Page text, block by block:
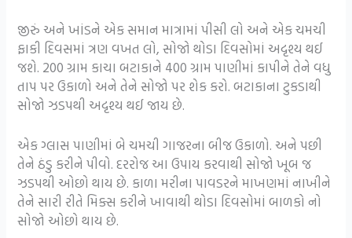
જીરું અને ખાંડને એક સમાન માત્રામાં પીસી લો અને એક ચમચી
ફાકી દિવસમાં ત્રણ વખત લો, સોજો થોડા દિવસોમાં અદૃશ્ય થઈ
જશે. 200 ગ્રામ કાચા બટાકાને 400 ગ્રામ પાણીમાં કાપીને તેને વધુ
તાપ પર ઉકાળો અને તેને સોજો પર શેક કરો. બટાકાના ટુકડાથી
સોજો ઝડપથી અદૃશ્ય થઈ જાય છે.
એક ગ્લાસ પાણીમાં બે ચમચી ગાજરના બીજ ઉકાળો. અને પછી
તેને ઠંડુ કરીને પીવો. દરરોજ આ ઉપાય કરવાથી સોજો ખૂબ જ
ઝડપથી ઓછો થાય છે. કાળા મરીના પાવડરને માખણમાં નાખીને
તેને સારી રીતે મિક્સ કરીને ખાવાથી થોડા દિવસોમાં બાળકો નો
સોજો ઓછો થાય છે.